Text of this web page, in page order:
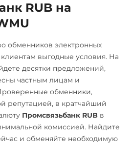
ERC20
Pol (ex-MATIC)
Qtum
Ravencoin (RVN)
Ripple (XRP)
Shib
Беларусбанк BYN
Карта Unionpay CNY
Карта UZCARD UZS
Любой банк
USD EUR UAH
KZT
GBP
CNY THB
TRY
BYN
CAD HKD
PLN
INR
VND AED
GEL
RUB на
обменников электронных
выгодные условия. На
десятки предложений,
частным лицам и
обменники,
репутацией, в кратчайший
Промсвязьбанк RUB в
комиссией. Найдите
и обменяйте необходимую